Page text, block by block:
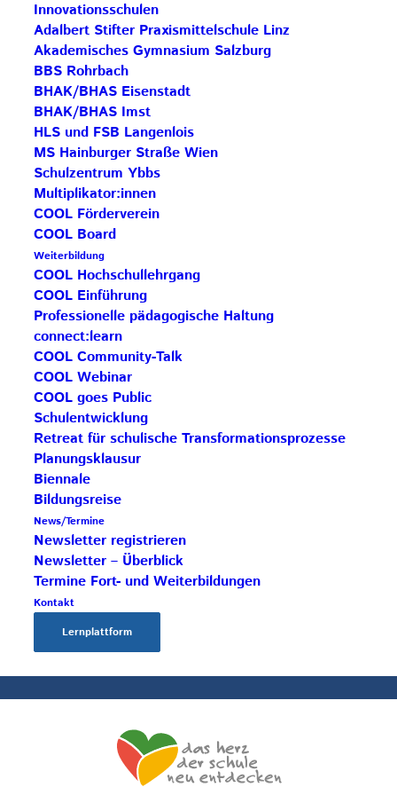
Innovationsschulen
Adalbert Stifter Praxismittelschule Linz
Akademisches Gymnasium Salzburg
BBS Rohrbach
BHAK/BHAS Eisenstadt
BHAK/BHAS Imst
HLS und FSB Langenlois
MS Hainburger Straße Wien
Schulzentrum Ybbs
Multiplikator:innen
COOL Förderverein
COOL Board
Weiterbildung
COOL Hochschullehrgang
COOL Einführung
Professionelle pädagogische Haltung
connect:learn
COOL Community-Talk
COOL Webinar
COOL goes Public
Schulentwicklung
Retreat für schulische Transformationsprozesse
Planungsklausur
Biennale
Bildungsreise
News/Termine
Newsletter registrieren
Newsletter – Überblick
Termine Fort- und Weiterbildungen
Kontakt
Lernplattform
AKTUELLE BEITRÄGE
Save the Date: COOL Biennale 2027
BG Zaunergasse SBG – Partnerschule
Rezertifizierung HAK Neumarkt –
Impulsschule
BORG Murau – COOL Partnerschule
Save the Date: COOL Biennale 2027
Impulszentrum für Cooperatives Offenes Lernen
c/o ibc hetzendorf – BHAK/S Wien 12
Hetzendorfer Straße 66 – 68
+43 699 12 129 951
impulszentrum@cooltrainers.at
Datenschutzerklärung